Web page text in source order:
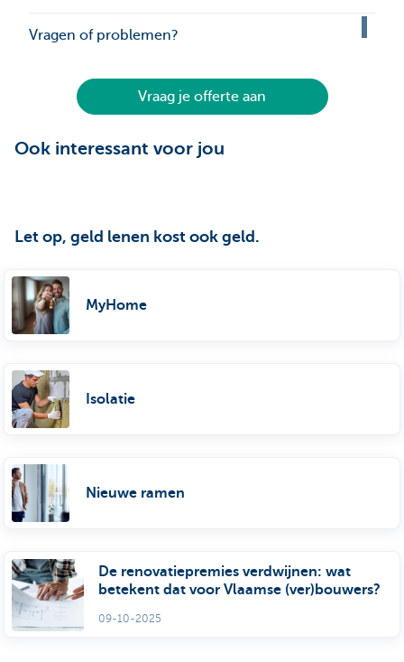
Vragen of problemen?
Vraag je offerte aan
Ook interessant voor jou
Let op, geld lenen kost ook geld.
MyHome
Isolatie
Nieuwe ramen
De renovatiepremies verdwijnen: wat
betekent dat voor Vlaamse (ver)bouwers?
09-10-2025